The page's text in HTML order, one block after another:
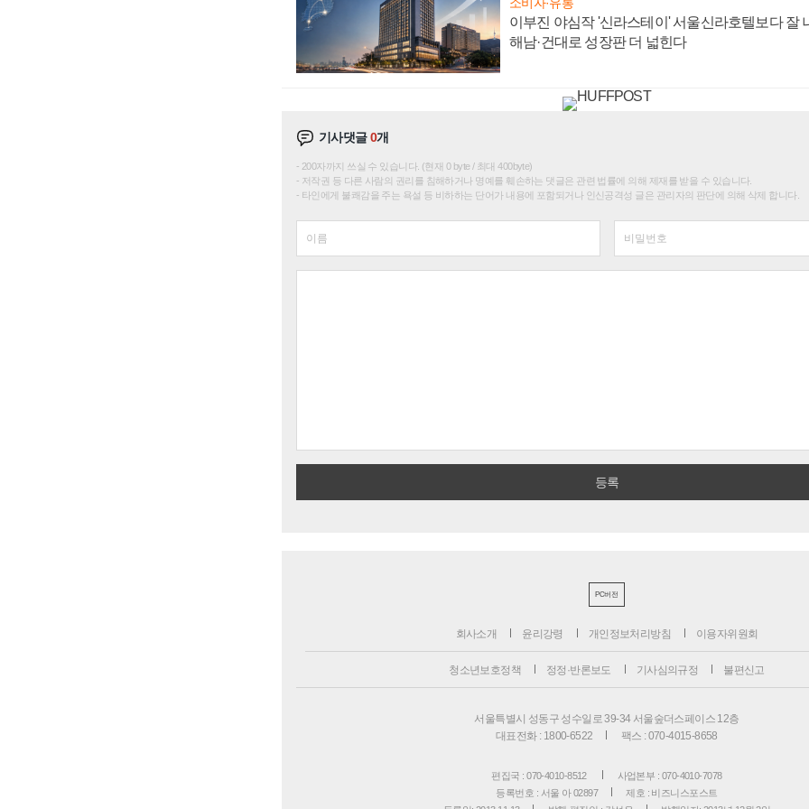
이부진 야심작 '신라스테이' 서울신라호텔보다 잘
해남·건대로 성장판 더 넓힌다
기사댓글0개
200자까지 쓰실 수 있습니다. (현재 0 byte / 최대 400byte)
저작권 등 다른 사람의 권리를 침해하거나 명예를 훼손하는 댓글은 관련 법률에 의해 제재를 받을 수 있습니다.
타인에게 불쾌감을 주는 욕설 등 비하하는 단어가 내용에 포함되거나 인신공격성 글은 관리자의 판단에 의해 삭제 합니다.
PC버전
회사소개 윤리강령 개인정보처리방침 이용자위원회
청소년보호정책 정정·반론보도 기사심의규정 불편신고
서울특별시 성동구 성수일로 39-34 서울숲더스페이스 12층
대표전화 : 1800-6522
팩스 : 070-4015-8658
편집국 : 070-4010-8512
사업본부 : 070-4010-7078
등록번호 : 서울 아 02897
제호 : 비즈니스포스트